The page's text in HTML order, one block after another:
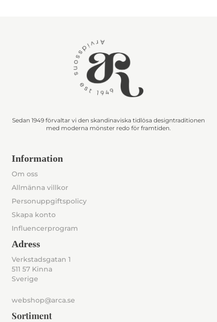
Sedan 1949 förvaltar vi den skandinaviska tidlösa designtraditionen
med moderna mönster redo för framtiden.
Information
Om oss
Allmänna villkor
Personuppgiftspolicy
Skapa konto
Influencerprogram
Adress
Verkstadsgatan 1
511 57 Kinna
Sverige
webshop@arca.se
Sortiment